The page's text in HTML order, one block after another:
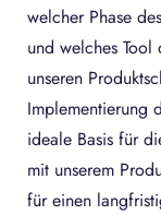
welcher Phase
und welches
unseren
Implementierung
ideale Basis für
mit unserem
für einen